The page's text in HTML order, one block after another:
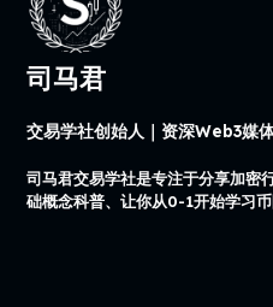
司马君
交易学社创始人｜资深Web3媒
司马君交易学社是专注于分享加密
础概念科普、让你从0-1开始学习